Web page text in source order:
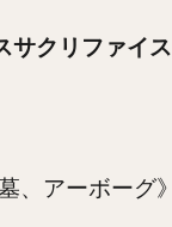
クリファイス
、アーボーグ》